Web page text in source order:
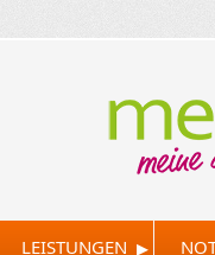
LEISTUNGEN ▸